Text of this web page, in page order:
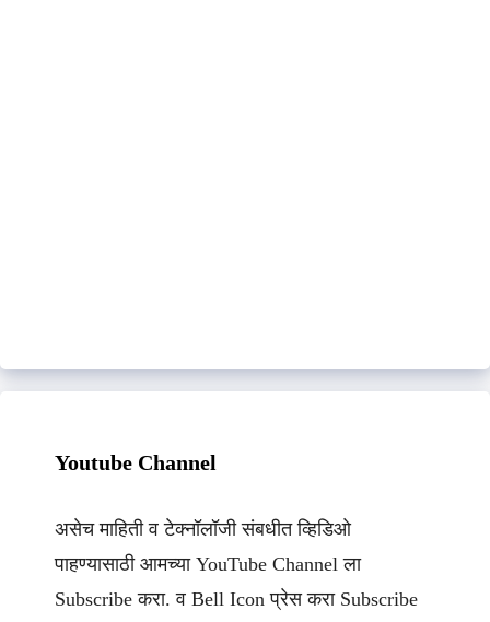
Youtube Channel
असेच माहिती व टेक्नॉलॉजी संबधीत व्हिडिओ
पाहण्यासाठी आमच्या YouTube Channel ला
Subscribe करा. व Bell Icon प्रेस करा Subscribe